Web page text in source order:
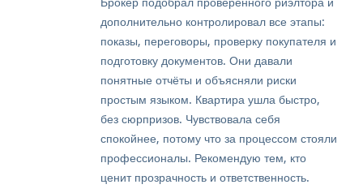
Брокер подобрал проверенного риэлтора и
дополнительно контролировал все этапы:
показы, переговоры, проверку покупателя и
подготовку документов. Они давали
понятные отчёты и объясняли риски
простым языком. Квартира ушла быстро,
без сюрпризов. Чувствовала себя
спокойнее, потому что за процессом стояли
профессионалы. Рекомендую тем, кто
ценит прозрачность и ответственность.